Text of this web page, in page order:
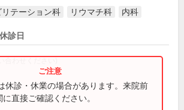
リテーション科 リウマチ科 内科
診日
合わせください)
休診・休業の場合があります。来院前
直接ご確認ください。